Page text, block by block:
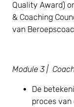
Quality Award)
& Coaching
van
Module 3 |
De
proces